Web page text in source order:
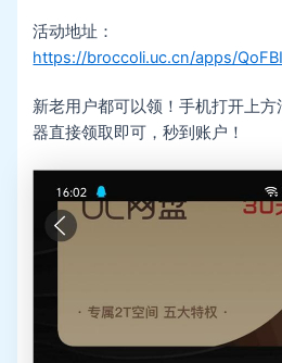
活动地址：
https://broccoli.uc.cn/apps/
新老用户都可以领！手机打开上
器直接领取即可，秒到账户！